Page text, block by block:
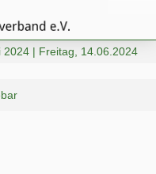
| Freitag, 14.06.2024